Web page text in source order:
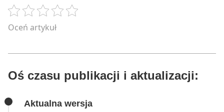
Oceń artykuł
Oś czasu publikacji i aktualizacji:
Aktualna wersja